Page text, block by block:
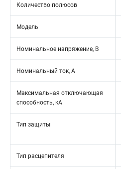
Количество полюсов
Модель
Номинальное напряжение, В
Номинальный ток, А
Максимальная отключающая
способность, кА
Тип защиты
Тип расцепителя